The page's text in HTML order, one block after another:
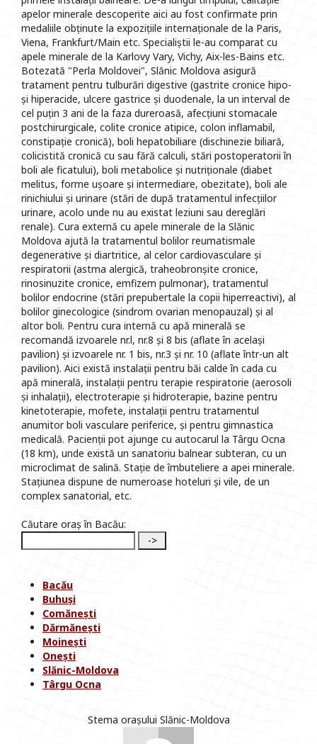
apelor minerale descoperite aici au fost confirmate prin
medaliile obținute la expozițiile internaționale de la Paris,
Viena, Frankfurt/Main etc. Specialiștii le-au comparat cu
apele minerale de la Karlovy Vary, Vichy, Aix-les-Bains etc.
Botezată "Perla Moldovei", Slănic Moldova asigură
tratament pentru tulburări digestive (gastrite cronice hipo-
și hiperacide, ulcere gastrice și duodenale, la un interval de
cel puțin 3 ani de la faza dureroasă, afecțiuni stomacale
postchirurgicale, colite cronice atipice, colon inflamabil,
constipație cronică), boli hepatobiliare (dischinezie biliară,
colicistită cronică cu sau fără calculi, stări postoperatorii în
boli ale ficatului), boli metabolice și nutriționale (diabet
melitus, forme ușoare și intermediare, obezitate), boli ale
rinichiului și urinare (stări de după tratamentul infecțiilor
urinare, acolo unde nu au existat leziuni sau dereglări
renale). Cura externă cu apele minerale de la Slănic
Moldova ajută la tratamentul bolilor reumatismale
degenerative și diartritice, al celor cardiovasculare și
respiratorii (astma alergică, traheobronșite cronice,
rinosinuzite cronice, emfizem pulmonar), tratamentul
bolilor endocrine (stări prepubertale la copii hiperreactivi), al
bolilor ginecologice (sindrom ovarian menopauzal) și al
altor boli. Pentru cura internă cu apă minerală se
recomandă izvoarele nr.l, nr.8 și 8 bis (aflate în același
pavilion) și izvoarele nr. 1 bis, nr.3 și nr. 10 (aflate într-un alt
pavilion). Aici există instalații pentru băi calde în cada cu
apă minerală, instalații pentru terapie respiratorie (aerosoli
și inhalații), electroterapie și hidroterapie, bazine pentru
kinetoterapie, mofete, instalații pentru tratamentul
anumitor boli vasculare periferice, și pentru gimnastica
medicală. Pacienții pot ajunge cu autocarul la Târgu Ocna
(18 km), unde există un sanatoriu balnear subteran, cu un
microclimat de salină. Stație de îmbuteliere a apei minerale.
Stațiunea dispune de numeroase hoteluri și vile, de un
complex sanatorial, etc.
Căutare oraș în Bacău:
Bacău
Buhuși
Comănești
Dărmănești
Moinești
Onești
Slănic-Moldova
Târgu Ocna
Stema orașului Slănic-Moldova